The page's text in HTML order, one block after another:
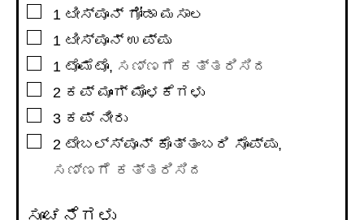
▢1 ಟೀಸ್ಪೂನ್ ಗೋಡಾ ಮಸಾಲ
▢1 ಟೀಸ್ಪೂನ್ ಉಪ್ಪು
▢1 ಟೊಮೆಟೊ, ಸಣ್ಣಗೆ ಕತ್ತರಿಸಿದ
▢2 ಕಪ್ ಮೂಂಗ್ ಮೊಳಕೆಗಳು
▢3 ಕಪ್ ನೀರು
▢2 ಟೇಬಲ್ಸ್ಪೂನ್ ಕೊತ್ತಂಬರಿ ಸೊಪ್ಪು,
ಸಣ್ಣಗೆ ಕತ್ತರಿಸಿದ
ಸೂಚನೆಗಳು